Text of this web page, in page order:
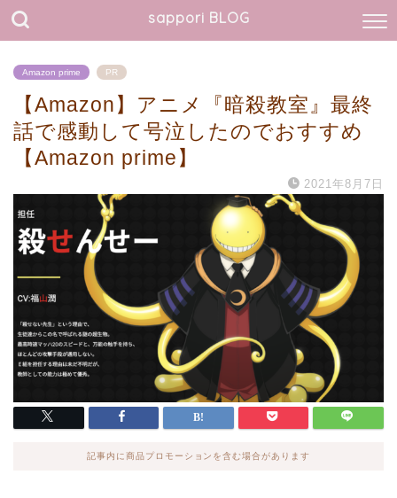
sappori BLOG
Amazon prime PR
【Amazon】アニメ『暗殺教室』最終
話で感動して号泣したのでおすすめ
【Amazon prime】
2021年8月7日
記事内に商品プロモーションを含む場合があります